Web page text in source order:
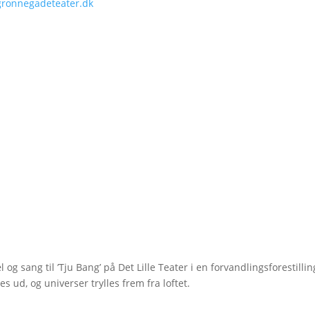
sang til ’Tju Bang’ på Det Lille Teater i en
ud, og universer trylles frem fra loftet.